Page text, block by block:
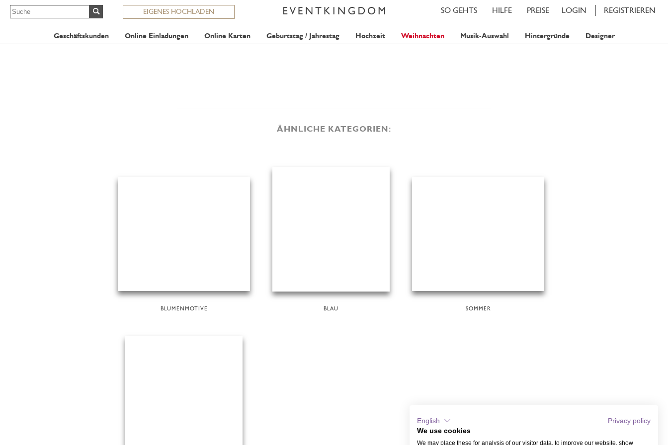
EIGENES HOCHLADEN LOGIN REGISTRIEREN
PREISE
HILFE
SO GEHTS
Geschäftskunden Online Einladungen Online Karten Geburtstag / Jahrestag Hochzeit Weihnachten Musik-Auswahl Hintergründe Designer
ÄHNLICHE KATEGORIEN:
BLUMENMOTIVE BLAU SOMMER
English
Privacy policy
We use cookies
We may place these for analysis of our visitor data, to improve our website, show